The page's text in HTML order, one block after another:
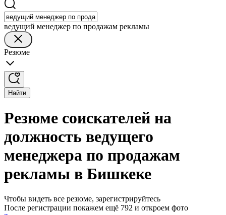
ведущий менеджер по продажам рекламы
Резюме
Найти
Резюме соискателей на
должность ведущего
менеджера по продажам
рекламы в Бишкеке
Чтобы видеть все резюме, зарегистрируйтесь
После регистрации покажем ещё 792 и откроем фото